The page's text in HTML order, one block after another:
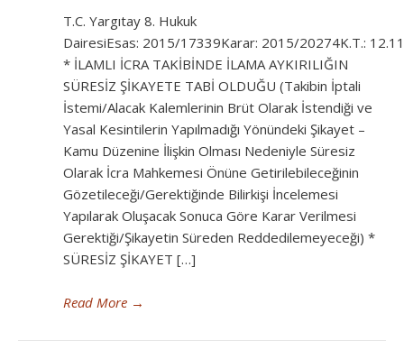
T.C. Yargıtay 8. Hukuk
DairesiEsas: 2015/17339Karar: 2015/20274K.T.:
* İLAMLI İCRA TAKİBİNDE İLAMA AYKIRILIĞIN
SÜRESİZ ŞİKAYETE TABİ OLDUĞU (Takibin İptali
İstemi/Alacak Kalemlerinin Brüt Olarak İstendiği ve
Yasal Kesintilerin Yapılmadığı Yönündeki Şikayet –
Kamu Düzenine İlişkin Olması Nedeniyle Süresiz
Olarak İcra Mahkemesi Önüne Getirilebileceğinin
Gözetileceği/Gerektiğinde Bilirkişi İncelemesi
Yapılarak Oluşacak Sonuca Göre Karar Verilmesi
Gerektiği/Şikayetin Süreden Reddedilemeyeceği) *
SÜRESİZ ŞİKAYET […]
Read More →